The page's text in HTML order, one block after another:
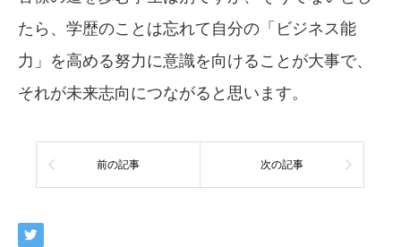
たら、学歴のことは忘れて自分の「ビジネス能
力」を高める努力に意識を向けることが大事で、
それが未来志向につながると思います。
前の記事 次の記事